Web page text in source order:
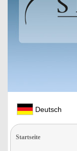
Deutsch
Startseite